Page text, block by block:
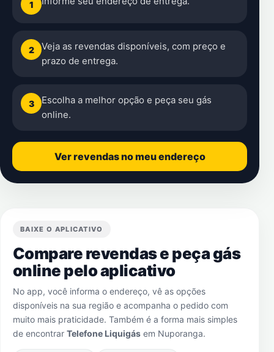
1
2
Veja as revendas disponíveis, com preço e
prazo de entrega.
3
Escolha a melhor opção e peça seu gás
online.
Ver revendas no meu endereço
BAIXE O APLICATIVO
Compare revendas e peça gás
online pelo aplicativo
No app, você informa o endereço, vê as opções
disponíveis na sua região e acompanha o pedido com
muito mais praticidade. Também é a forma mais simples
de encontrar Telefone Liquigás em Nuporanga.